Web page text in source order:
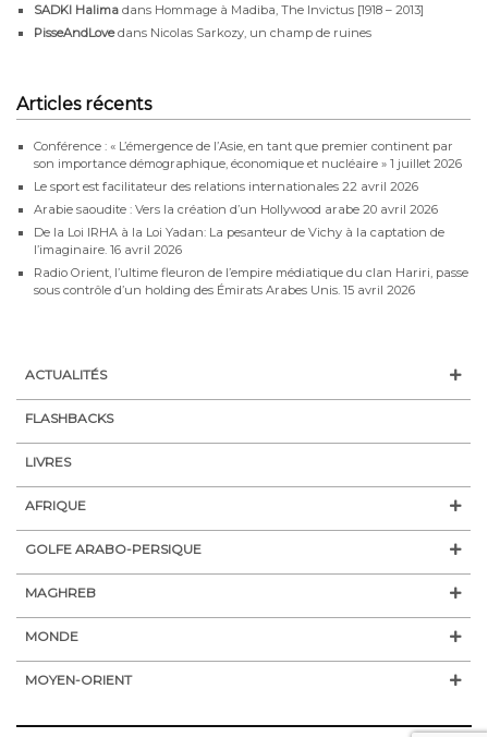
SADKI Halima dans Hommage à Madiba, The Invictus [1918 – 2013]
PisseAndLovedans Nicolas Sarkozy, un champ de ruines
Articles récents
Conférence : « L’émergence de l’Asie, en tant que premier continent par
son importance démographique, économique et nucléaire » 1 juillet 2026
Le sport est facilitateur des relations internationales 22 avril 2026
Arabie saoudite : Vers la création d’un Hollywood arabe 20 avril 2026
De la Loi IRHA à la Loi Yadan: La pesanteur de Vichy à la captation de
l’imaginaire. 16 avril 2026
Radio Orient, l’ultime fleuron de l’empire médiatique du clan Hariri, passe
sous contrôle d’un holding des Émirats Arabes Unis. 15 avril 2026
ACTUALITÉS
FLASHBACKS
LIVRES
AFRIQUE
GOLFE ARABO-PERSIQUE
MAGHREB
MONDE
MOYEN-ORIENT